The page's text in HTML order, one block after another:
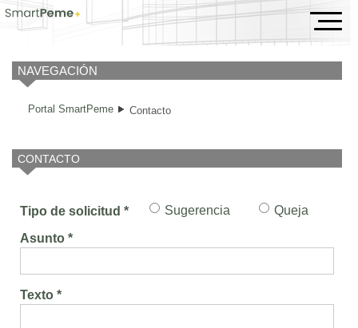
Contacto
NAVEGACIÓN
Portal SmartPeme Contacto
CONTACTO
Tipo de solicitud * Sugerencia Queja
Asunto *
Texto *